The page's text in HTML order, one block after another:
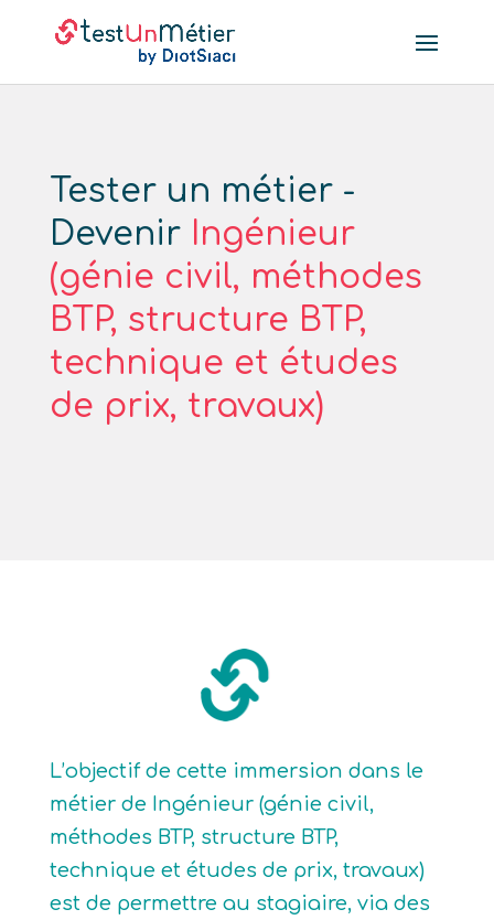
Tester un métier -
Devenir Ingénieur
(génie civil, méthodes
BTP, structure BTP,
technique et études
de prix, travaux)
L’objectif de cette immersion dans le
métier de Ingénieur (génie civil,
méthodes BTP, structure BTP,
technique et études de prix, travaux)
est de permettre au stagiaire, via des